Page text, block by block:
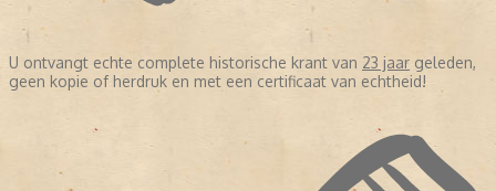
U ontvangt echte complete historische krant van 23 jaar geleden,
geen kopie of herdruk en met een certificaat van echtheid!